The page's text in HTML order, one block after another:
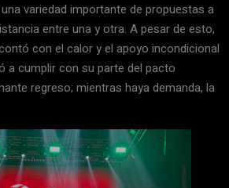
variedad importante de propuestas a
entre una y otra. A pesar de esto,
con el calor y el apoyo incondicional
a cumplir con su parte del pacto
regreso; mientras haya demanda, la